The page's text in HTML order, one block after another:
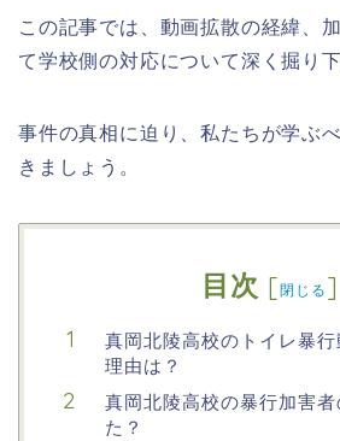
この記事では、動画拡散の経緯、
て学校側の対応について深く掘り
事件の真相に迫り、私たちが学ぶ
きましょう。
目次 [閉じる ]
真岡北陵高校のトイレ暴
理由は？
真岡北陵高校の暴行加害
た？